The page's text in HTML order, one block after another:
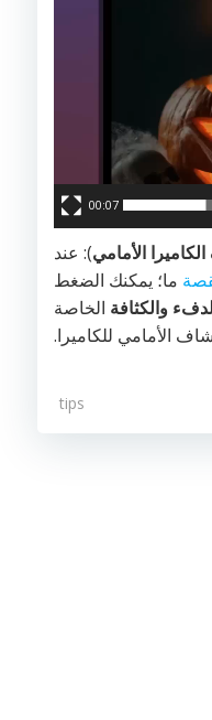
00:07
الأمامي): عند
ما؛ يمكنك الضغط
والكثافة الخاصة
الأمامي للكاميرا.
tips